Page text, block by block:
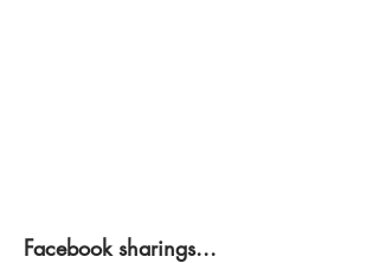
Facebook sharings...